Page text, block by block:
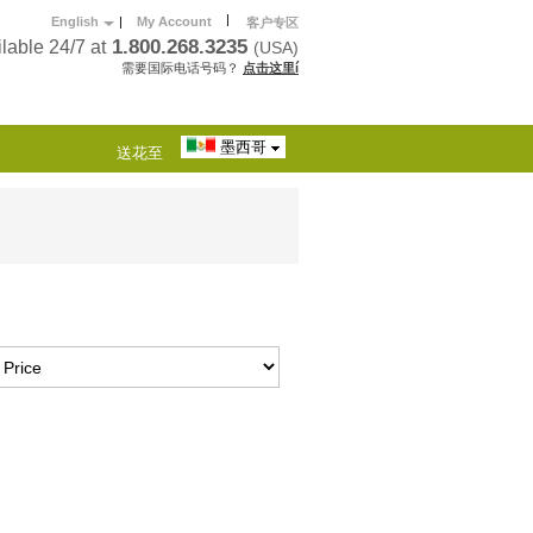
English | My Account | 客户专区
24/7 at 1.800.268.3235 (USA)
需要国际电话号码？ 点击这里í
送花至 墨西哥